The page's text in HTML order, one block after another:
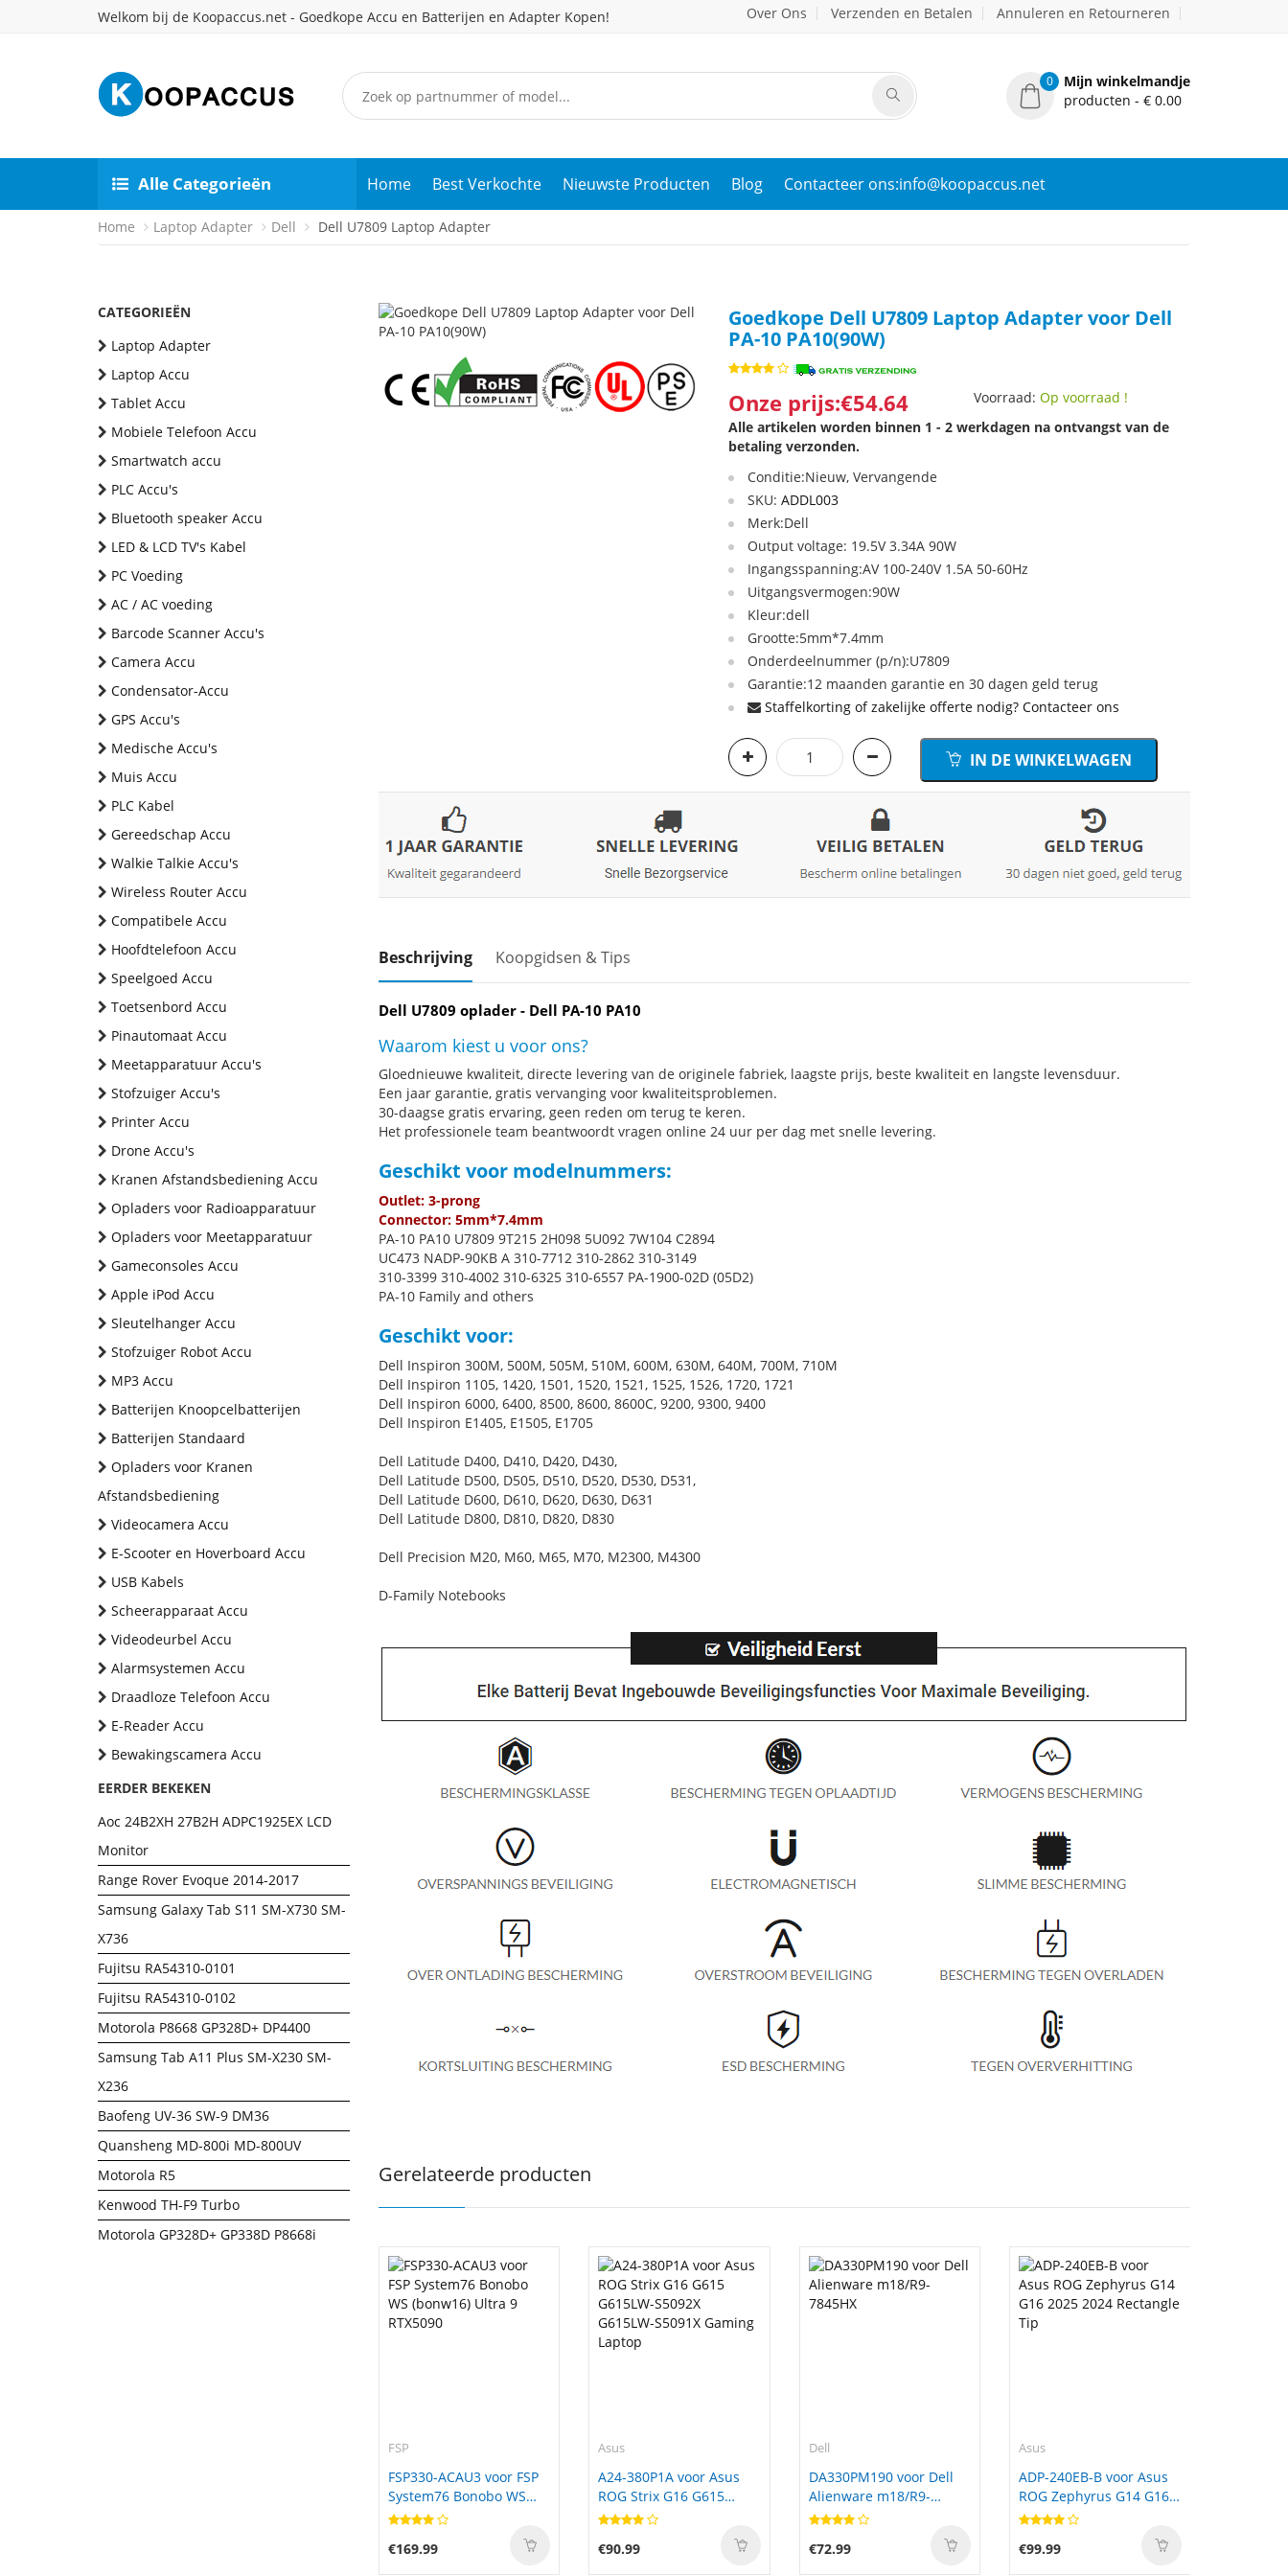
Welkom bij de Koopaccus.net - Goedkope Accu en Batterijen en Adapter Kopen! Over Ons Verzenden en Betalen Annuleren en Retourneren
0
Mijn winkelmandje
producten - € 0.00
Alle Categorieën Home Best Verkochte Nieuwste Producten Blog Contacteer ons:info@koopaccus.net
Home Laptop Adapter Dell Dell U7809 Laptop Adapter
CATEGORIEËN
Laptop Adapter
Laptop Accu
Tablet Accu
Mobiele Telefoon Accu
Smartwatch accu
PLC Accu's
Bluetooth speaker Accu
LED & LCD TV's Kabel
PC Voeding
AC / AC voeding
Barcode Scanner Accu's
Camera Accu
Condensator-Accu
GPS Accu's
Medische Accu's
Muis Accu
PLC Kabel
Gereedschap Accu
Walkie Talkie Accu's
Wireless Router Accu
Compatibele Accu
Hoofdtelefoon Accu
Speelgoed Accu
Toetsenbord Accu
Pinautomaat Accu
Meetapparatuur Accu's
Stofzuiger Accu's
Printer Accu
Drone Accu's
Kranen Afstandsbediening Accu
Opladers voor Radioapparatuur
Opladers voor Meetapparatuur
Gameconsoles Accu
Apple iPod Accu
Sleutelhanger Accu
Stofzuiger Robot Accu
MP3 Accu
Batterijen Knoopcelbatterijen
Batterijen Standaard
Opladers voor Kranen
Afstandsbediening
Videocamera Accu
E-Scooter en Hoverboard Accu
USB Kabels
Scheerapparaat Accu
Videodeurbel Accu
Alarmsystemen Accu
Draadloze Telefoon Accu
E-Reader Accu
Bewakingscamera Accu
EERDER BEKEKEN
Aoc 24B2XH 27B2H ADPC1925EX LCD
Monitor
Range Rover Evoque 2014-2017
Samsung Galaxy Tab S11 SM-X730 SM-
X736
Fujitsu RA54310-0101
Fujitsu RA54310-0102
Motorola P8668 GP328D+ DP4400
Samsung Tab A11 Plus SM-X230 SM-
X236
Baofeng UV-36 SW-9 DM36
Quansheng MD-800i MD-800UV
Motorola R5
Kenwood TH-F9 Turbo
Motorola GP328D+ GP338D P8668i
Goedkope Dell U7809 Laptop Adapter voor Dell
PA-10 PA10(90W)
Onze prijs:€54.64 Voorraad:Op voorraad !
Alle artikelen worden binnen 1 - 2 werkdagen na ontvangst van de
betaling verzonden.
Conditie:Nieuw, Vervangende
SKU:ADDL003
Merk:Dell
Output voltage: 19.5V 3.34A 90W
Ingangsspanning:AV 100-240V 1.5A 50-60Hz
Uitgangsvermogen:90W
Kleur:dell
Grootte:5mm*7.4mm
Onderdeelnummer (p/n):U7809
Garantie:12 maanden garantie en 30 dagen geld terug
Staffelkorting of zakelijke offerte nodig? Contacteer ons
IN DE WINKELWAGEN
Beschrijving Koopgidsen & Tips
Dell U7809 oplader - Dell PA-10 PA10
Waarom kiest u voor ons?
Gloednieuwe kwaliteit, directe levering van de originele fabriek, laagste prijs, beste kwaliteit en langste levensduur.
Een jaar garantie, gratis vervanging voor kwaliteitsproblemen.
30-daagse gratis ervaring, geen reden om terug te keren.
Het professionele team beantwoordt vragen online 24 uur per dag met snelle levering.
Geschikt voor modelnummers:
Outlet: 3-prong
Connector: 5mm*7.4mm
PA-10 PA10 U7809 9T215 2H098 5U092 7W104 C2894
UC473 NADP-90KB A 310-7712 310-2862 310-3149
310-3399 310-4002 310-6325 310-6557 PA-1900-02D (05D2)
PA-10 Family and others
Geschikt voor:
Dell Inspiron 300M, 500M, 505M, 510M, 600M, 630M, 640M, 700M, 710M
Dell Inspiron 1105, 1420, 1501, 1520, 1521, 1525, 1526, 1720, 1721
Dell Inspiron 6000, 6400, 8500, 8600, 8600C, 9200, 9300, 9400
Dell Inspiron E1405, E1505, E1705
Dell Latitude D400, D410, D420, D430,
Dell Latitude D500, D505, D510, D520, D530, D531,
Dell Latitude D600, D610, D620, D630, D631
Dell Latitude D800, D810, D820, D830
Dell Precision M20, M60, M65, M70, M2300, M4300
D-Family Notebooks
Gerelateerde producten
FSP
FSP330-ACAU3 voor FSP
System76 Bonobo WS
(bonw16) Ultra 9
€169.99
Asus
A24-380P1A voor Asus
ROG Strix G16 G615
G615LW-S5092X
G615LW-S5091X Gaming
Laptop
€90.99
Dell
DA330PM190 voor Dell
Alienware m18/R9-
7845HX
€72.99
Asus
ADP-240EB-B voor Asus
ROG Zephyrus G14 G16
2025 2024 Rectangle Tip
€99.99